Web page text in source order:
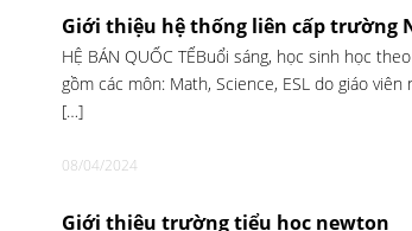
Giới thiệu hệ thống liên cấp trường
HỆ BÁN QUỐC TẾBuổi sáng, học sinh học
gồm các môn: Math, Science, ESL do giáo
[…]
08/04/2024
Giới thiệu trường tiểu học newton